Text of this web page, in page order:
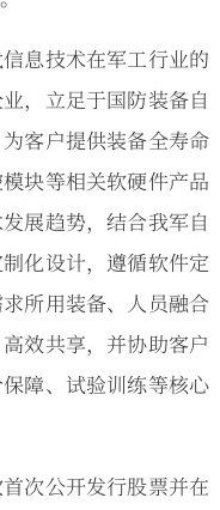
息技术在军工行业的
，立足于国防装备自
客户提供装备全寿命
块等相关软硬件产品
展趋势，结合我军自
化设计，遵循软件定
所用装备、人员融合
效共享，并协助客户
障、试验训练等核心
次公开发行股票并在